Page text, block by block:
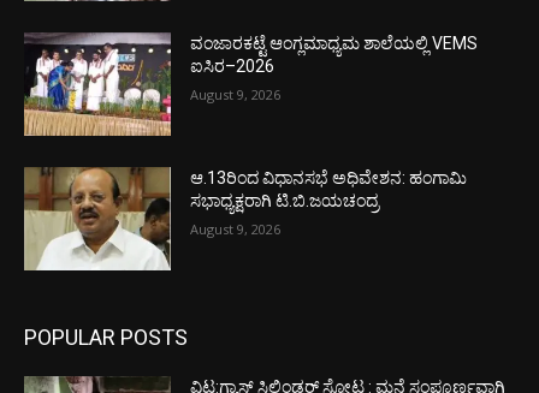
ವಂಜಾರಕಟ್ಟೆ ಆಂಗ್ಲಮಾಧ್ಯಮ ಶಾಲೆಯಲ್ಲಿ VEMS
ಐಸಿರ–2026
August 9, 2026
ಆ.13ರಿಂದ ವಿಧಾನಸಭೆ ಅಧಿವೇಶನ: ಹಂಗಾಮಿ
ಸಭಾಧ್ಯಕ್ಷರಾಗಿ ಟಿ.ಬಿ.ಜಯಚಂದ್ರ
August 9, 2026
POPULAR POSTS
ವಿಟ್ಲ:ಗ್ಯಾಸ್ ಸಿಲಿಂಡರ್ ಸ್ಪೋಟ : ಮನೆ ಸಂಪೂರ್ಣವಾಗಿ